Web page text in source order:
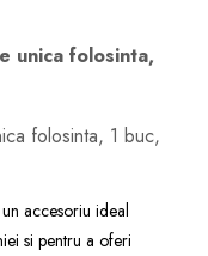
unica folosinta,
folosinta, 1 buc,
accesoriu ideal
si pentru a oferi